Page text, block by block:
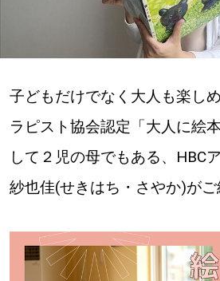
札幌
道東
子どもだけでなく大人も楽し
ラピスト協会認定「大人に絵
して２児の母でもある、HBC
紗也佳(せきはち・さやか)がご